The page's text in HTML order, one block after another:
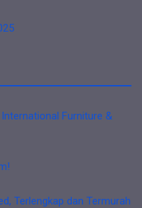
Furniture &
Terlengkap dan Termurah